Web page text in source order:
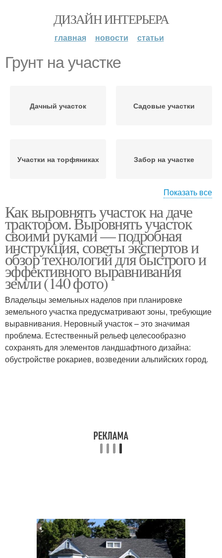
ДИЗАЙН ИНТЕРЬЕРА
главная новости статьи
Грунт на участке
Дачный участок Садовые участки
Участки на торфяниках Забор на участке
Участок по маякам
Показать все
Как выровнять участок на даче
трактором. Выровнять участок
своими руками — подробная
инструкция, советы экспертов и
обзор технологий для быстрого и
эффективного выравнивания
земли (140 фото)
Владельцы земельных наделов при планировке
земельного участка предусматривают зоны, требующие
выравнивания. Неровный участок – это значимая
проблема. Естественный рельеф целесообразно
сохранять для элементов ландшафтного дизайна:
обустройстве рокариев, возведении альпийских город.